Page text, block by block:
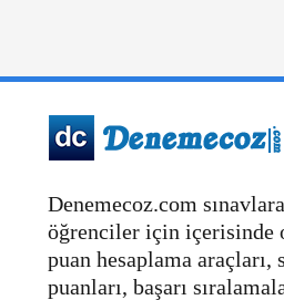
Denemecoz.com
öğrenciler için içerisinde
puan hesaplama araçları,
puanları, başarı